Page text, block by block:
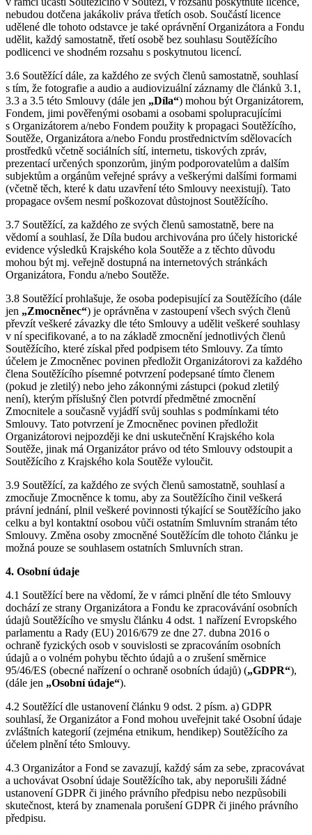
nebudou dotčena jakákoliv práva třetích osob. Součástí licence
udělené dle tohoto odstavce je také oprávnění Organizátora a Fondu
udělit, každý samostatně, třetí osobě bez souhlasu Soutěžícího
podlicenci ve shodném rozsahu s poskytnutou licencí.
3.6 Soutěžící dále, za každého ze svých členů samostatně, souhlasí
s tím, že fotografie a audio a audiovizuální záznamy dle článků 3.1,
3.3 a 3.5 této Smlouvy (dále jen „Díla“) mohou být Organizátorem,
Fondem, jimi pověřenými osobami a osobami spolupracujícími
s Organizátorem a/nebo Fondem použity k propagaci Soutěžícího,
Soutěže, Organizátora a/nebo Fondu prostřednictvím sdělovacích
prostředků včetně sociálních sítí, internetu, tiskových zpráv,
prezentací určených sponzorům, jiným podporovatelům a dalším
subjektům a orgánům veřejné správy a veškerými dalšími formami
(včetně těch, které k datu uzavření této Smlouvy neexistují). Tato
propagace ovšem nesmí poškozovat důstojnost Soutěžícího.
3.7 Soutěžící, za každého ze svých členů samostatně, bere na
vědomí a souhlasí, že Díla budou archivována pro účely historické
evidence výsledků Krajského kola Soutěže a z těchto důvodu
mohou být mj. veřejně dostupná na internetových stránkách
Organizátora, Fondu a/nebo Soutěže.
3.8 Soutěžící prohlašuje, že osoba podepisující za Soutěžícího (dále
jen „Zmocněnec“) je oprávněna v zastoupení všech svých členů
převzít veškeré závazky dle této Smlouvy a udělit veškeré souhlasy
v ní specifikované, a to na základě zmocnění jednotlivých členů
Soutěžícího, které získal před podpisem této Smlouvy. Za tímto
účelem je Zmocněnec povinen předložit Organizátorovi za každého
člena Soutěžícího písemné potvrzení podepsané tímto členem
(pokud je zletilý) nebo jeho zákonnými zástupci (pokud zletilý
není), kterým příslušný člen potvrdí předmětné zmocnění
Zmocnitele a současně vyjádří svůj souhlas s podmínkami této
Smlouvy. Tato potvrzení je Zmocněnec povinen předložit
Organizátorovi nejpozději ke dni uskutečnění Krajského kola
Soutěže, jinak má Organizátor právo od této Smlouvy odstoupit a
Soutěžícího z Krajského kola Soutěže vyloučit.
3.9 Soutěžící, za každého ze svých členů samostatně, souhlasí a
zmocňuje Zmocněnce k tomu, aby za Soutěžícího činil veškerá
právní jednání, plnil veškeré povinnosti týkající se Soutěžícího jako
celku a byl kontaktní osobou vůči ostatním Smluvním stranám této
Smlouvy. Změna osoby zmocněné Soutěžícím dle tohoto článku je
možná pouze se souhlasem ostatních Smluvních stran.
4. Osobní údaje
4.1 Soutěžící bere na vědomí, že v rámci plnění dle této Smlouvy
dochází ze strany Organizátora a Fondu ke zpracovávání osobních
údajů Soutěžícího ve smyslu článku 4 odst. 1 nařízení Evropského
parlamentu a Rady (EU) 2016/679 ze dne 27. dubna 2016 o
ochraně fyzických osob v souvislosti se zpracováním osobních
údajů a o volném pohybu těchto údajů a o zrušení směrnice
95/46/ES (obecné nařízení o ochraně osobních údajů) („GDPR“),
(dále jen „Osobní údaje“).
4.2 Soutěžící dle ustanovení článku 9 odst. 2 písm. a) GDPR
souhlasí, že Organizátor a Fond mohou uveřejnit také Osobní údaje
zvláštních kategorií (zejména etnikum, hendikep) Soutěžícího za
účelem plnění této Smlouvy.
4.3 Organizátor a Fond se zavazují, každý sám za sebe, zpracovávat
a uchovávat Osobní údaje Soutěžícího tak, aby neporušili žádné
ustanovení GDPR či jiného právního předpisu nebo nezpůsobili
skutečnost, která by znamenala porušení GDPR či jiného právního
předpisu.